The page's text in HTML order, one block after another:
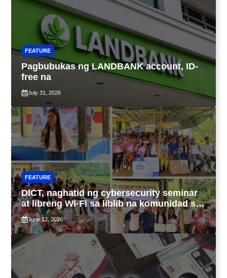
FEATURE
Pagbubukas ng LANDBANK account, ID-
free na
July 31, 2026
FEATURE
DICT, naghatid ng cybersecurity seminar
at libreng Wi-Fi sa liblib na komunidad sa
Tarlac
June 12, 2026